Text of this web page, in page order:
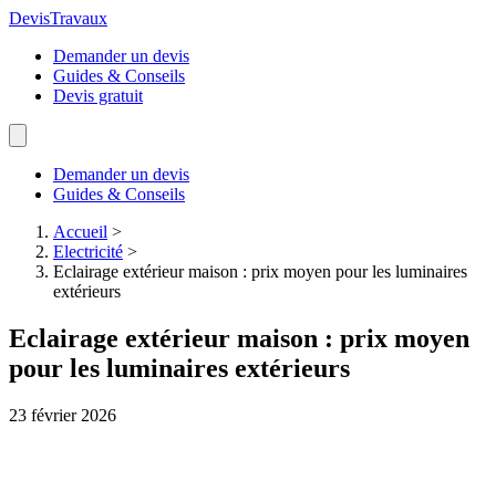
DevisTravaux
Demander un devis
Guides & Conseils
Devis gratuit
Demander un devis
Guides & Conseils
Accueil >
Electricité >
Eclairage extérieur maison : prix moyen pour les luminaires
extérieurs
Eclairage extérieur maison : prix moyen
pour les luminaires extérieurs
23 février 2026